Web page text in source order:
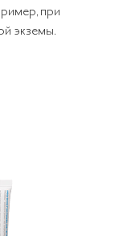
при
экземы.